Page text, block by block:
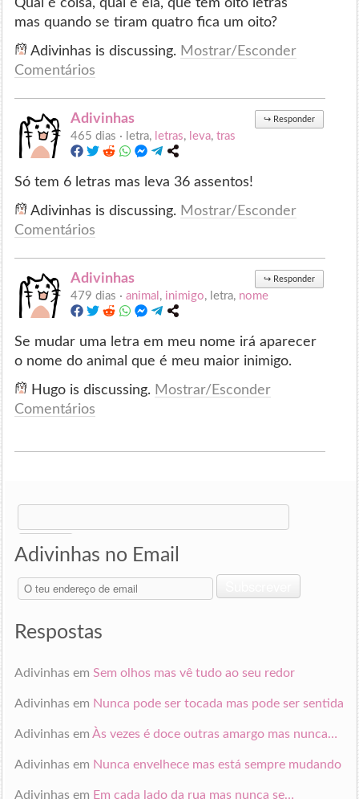
mas quando se tiram quatro fica um oito?
Adivinhas is discussing. Mostrar/Esconder
Comentários
Adivinhas ↪ Responder
465 dias · letra, letras, leva,tras
Só tem 6 letras mas leva 36 assentos!
Adivinhas is discussing. Mostrar/Esconder
Comentários
Adivinhas ↪ Responder
479 dias ·animal , inimigo, letra, nome
Se mudar uma letra em meu nome irá aparecer
o nome do animal que é meu maior inimigo.
Hugo is discussing. Mostrar/Esconder
Comentários
Search
for:
Adivinhas no Email
O
teu
de
Respostas
Adivinhasem Sem olhos mas vê tudo ao seu redor
Adivinhasem Nunca pode ser tocada mas pode ser sentida
Adivinhasem Às vezes é doce outras amargo mas nunca…
Adivinhasem Nunca envelhece mas está sempre mudando
Adivinhasem Em cada lado da rua mas nunca se…